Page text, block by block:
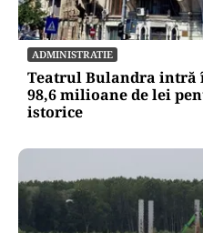
ADMINISTRATIE
Teatrul Bulandra intră
98,6 milioane de lei
istorice